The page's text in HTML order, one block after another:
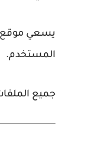
يسعي موقع
المستخدم.
جميع